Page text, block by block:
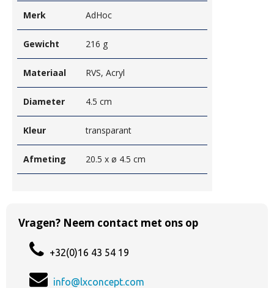
Merk AdHoc
Gewicht 216 g
Materiaal RVS, Acryl
Diameter 4.5 cm
Kleur transparant
Afmeting 20.5 x ø 4.5 cm
Vragen? Neem contact met ons op
+32(0)16 43 54 19
info@lxconcept.com